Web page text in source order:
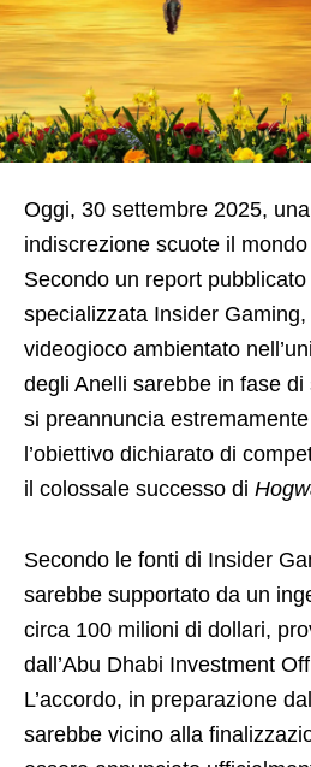
Oggi, 30 settembre 2025,
indiscrezione scuote il
Secondo un report
specializzata Insider
videogioco ambientato
degli Anelli sarebbe in fase
si preannuncia
l’obiettivo dichiarato di
il colossale successo di
Secondo le fonti di Insider
sarebbe supportato da un
circa 100 milioni di dollari,
dall’Abu Dhabi Investment
L’accordo, in preparazione
sarebbe vicino alla